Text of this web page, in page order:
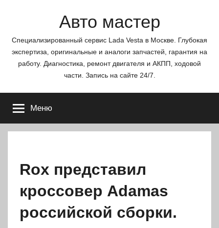
Авто мастер
Специализированный сервис Lada Vesta в Москве. Глубокая
экспертиза, оригинальные и аналоги запчастей, гарантия на
работу. Диагностика, ремонт двигателя и АКПП, ходовой
части. Запись на сайте 24/7.
Меню
Rox представил
кроссовер Adamas
российской сборки.